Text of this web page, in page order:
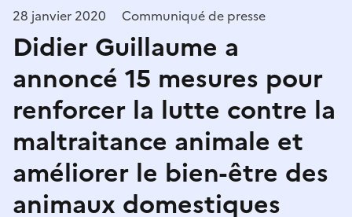
28 janvier 2020 Communiqué de presse
Didier Guillaume a
annoncé 15 mesures pour
renforcer la lutte contre la
maltraitance animale et
améliorer le bien-être des
animaux domestiques